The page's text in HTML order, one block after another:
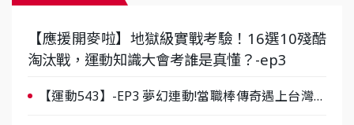
【應援開麥啦】地獄級實戰考驗！16選10殘酷
淘汰戰，運動知識大會考誰是真懂？-ep3
【運動543】-EP3 夢幻連動!當職棒傳奇遇上台灣女